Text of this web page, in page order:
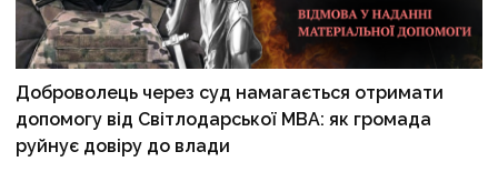
Доброволець через суд намагається отримати
допомогу від Світлодарської МВА: як громада
руйнує довіру до влади